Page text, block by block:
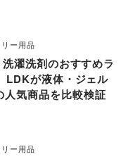
ー用品
洗濯洗剤のおすすめラ
LDKが液体・ジェル
人気商品を比較検証
ー用品